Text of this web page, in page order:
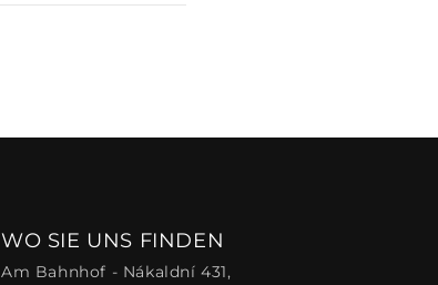
WO SIE UNS FINDEN
Am Bahnhof - Nákaldní 431,